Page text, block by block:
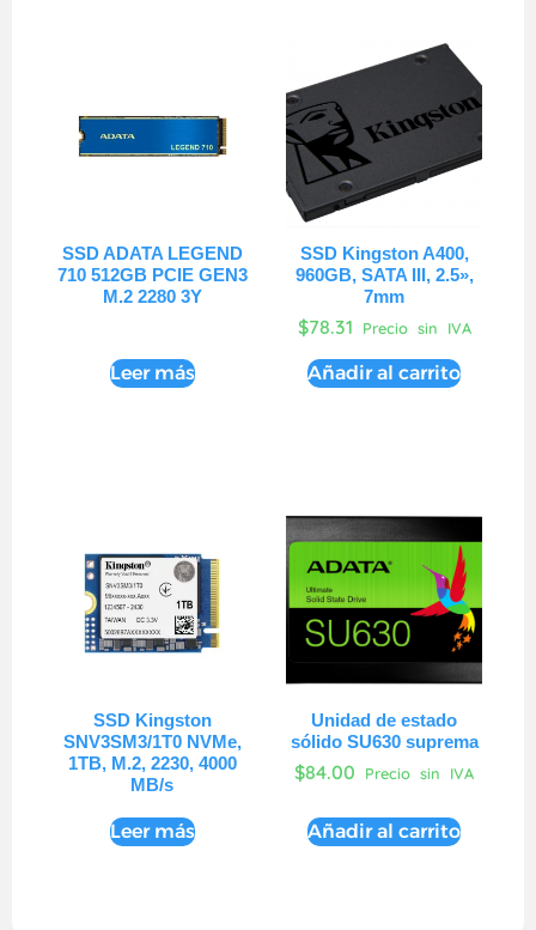
SSD ADATA LEGEND
710 512GB PCIE GEN3
M.2 2280 3Y
Leer más
SSD Kingston A400,
960GB, SATA III, 2.5»,
7mm
$78.31 Precio sin IVA
Añadir al carrito
SSD Kingston
SNV3SM3/1T0 NVMe,
1TB, M.2, 2230, 4000
MB/s
Leer más
Unidad de estado
sólido SU630 suprema
$84.00 Precio sin IVA
Añadir al carrito